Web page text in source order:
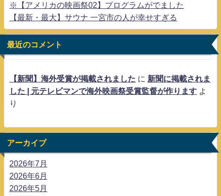
※【アメリカの映画祭02】プログラムがでました
【最新・最大】サウナ 一宮市の人が幸せすぎる
最近のコメント
【新聞】海外受賞が掲載されました に 新聞に掲載されま
した | 元テレビマンで海外映画祭受賞監督が作ります よ
り
アーカイブ
2026年7月
2026年6月
2026年5月